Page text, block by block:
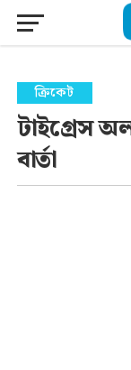
ক্রিকেট
টাইগ্রেস
বার্তা